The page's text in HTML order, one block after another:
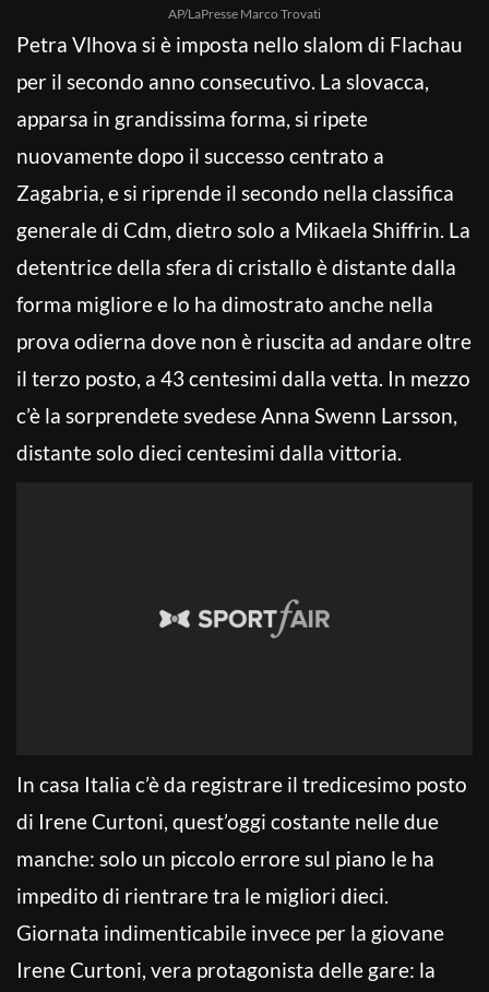
AP/LaPresse Marco Trovati
Petra Vlhova si è imposta nello slalom di Flachau
per il secondo anno consecutivo. La slovacca,
apparsa in grandissima forma, si ripete
nuovamente dopo il successo centrato a
Zagabria, e si riprende il secondo nella classifica
generale di Cdm, dietro solo a Mikaela Shiffrin. La
detentrice della sfera di cristallo è distante dalla
forma migliore e lo ha dimostrato anche nella
prova odierna dove non è riuscita ad andare oltre
il terzo posto, a 43 centesimi dalla vetta. In mezzo
c’è la sorprendete svedese Anna Swenn Larsson,
distante solo dieci centesimi dalla vittoria.
In casa Italia c’è da registrare il tredicesimo posto
di Irene Curtoni, quest’oggi costante nelle due
manche: solo un piccolo errore sul piano le ha
impedito di rientrare tra le migliori dieci.
Giornata indimenticabile invece per la giovane
Irene Curtoni, vera protagonista delle gare: la